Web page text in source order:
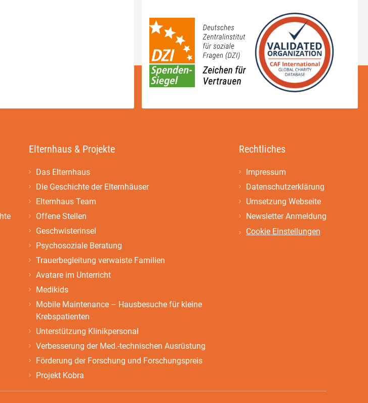
Elternhaus & Projekte
Das Elternhaus
Die Geschichte der Elternhäuser
Elternhaus Team
Offene Stellen
Geschwisterinsel
Psychosoziale Beratung
Trauerbegleitung verwaiste Familien
Avatare im Unterricht
Medikids
Mobile Maintenance – Hausbesuche für kleine
Krebspatienten
Unterstützung Klinikpersonal
Verbesserung der Med.-technischen Ausrüstung
Förderung der Forschung und Forschungspreis
Projekt Kobra
Rechtliches
Impressum
Datenschutzerklärung
Umsetzung Webseite
Newsletter Anmeldung
Cookie Einstellungen